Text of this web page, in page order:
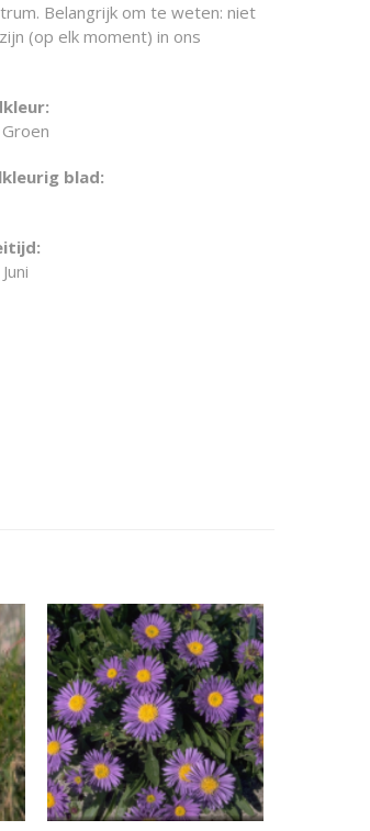
Belangrijk om te weten: niet
(op elk moment) in ons
Groen
blad: